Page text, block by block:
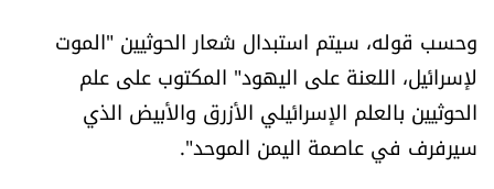
الرياضة
منوّعات
حظّك اليوم
وحسب قوله، سيتم استبدال شعار الحوثيين "الموت
لإسرائيل، اللعنة على اليهود" المكتوب على علم
الحوثيين بالعلم الإسرائيلي الأزرق والأبيض الذي
سيرفرف في عاصمة اليمن الموحد".